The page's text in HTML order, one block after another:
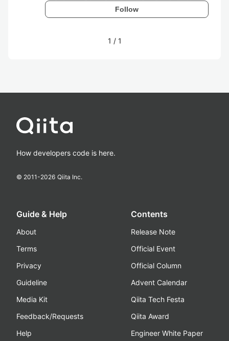
Follow
1 / 1
How developers code is here.
© 2011-2026 Qiita Inc.
Guide & Help
About
Terms
Privacy
Guideline
Media Kit
Feedback/Requests
Help
Contents
Release Note
Official Event
Official Column
Advent Calendar
Qiita Tech Festa
Qiita Award
Engineer White Paper